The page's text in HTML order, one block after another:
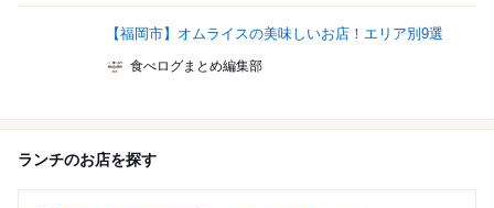
【福岡市】オムライスの美味しいお店！エリア別9選
食べログまとめ編集部
ランチのお店を探す